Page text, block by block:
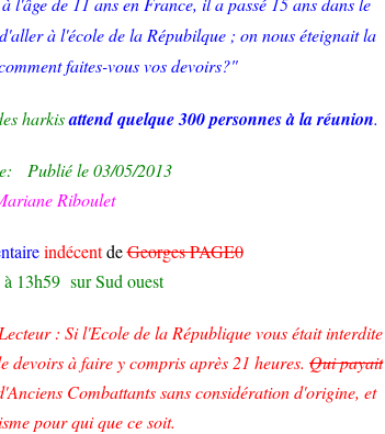
à l'école de la Répubilque; on nous éteignait la
faites-vous vos devoirs?"
harkisattend quelque 300 personnes à la réunion.
Publié le 03/05/2013
Riboulet
indécentdeGeorges PAGE0
13h59 sur Sud ouest
: Sil'Ecolede la République vous était interdite
devoirs à faire y compris après 21 heures. Qui payait
Combattants sans considération d'origine, et
pour qui que ce soit.